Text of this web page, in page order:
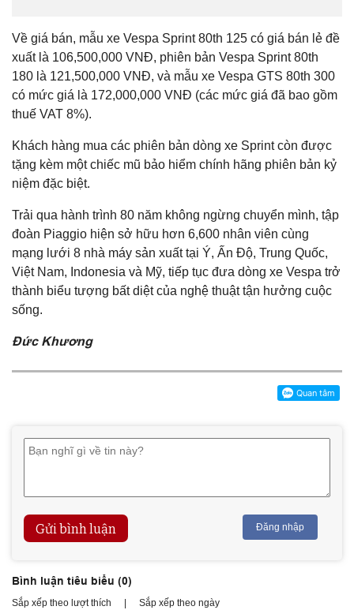
Về giá bán, mẫu xe Vespa Sprint 80th 125 có giá bán lẻ đề
xuất là 106,500,000 VNĐ, phiên bản Vespa Sprint 80th
180 là 121,500,000 VNĐ, và mẫu xe Vespa GTS 80th 300
có mức giá là 172,000,000 VNĐ (các mức giá đã bao gồm
thuế VAT 8%).
Khách hàng mua các phiên bản dòng xe Sprint còn được
tặng kèm một chiếc mũ bảo hiểm chính hãng phiên bản kỷ
niệm đặc biệt.
Trải qua hành trình 80 năm không ngừng chuyển mình, tập
đoàn Piaggio hiện sở hữu hơn 6,600 nhân viên cùng
mạng lưới 8 nhà máy sản xuất tại Ý, Ấn Độ, Trung Quốc,
Việt Nam, Indonesia và Mỹ, tiếp tục đưa dòng xe Vespa trở
thành biểu tượng bất diệt của nghệ thuật tận hưởng cuộc
sống.
Đức Khương
Gửi bình luận Đăng nhập
Bình luận tiêu biểu (0)
Sắp xếp theo lượt thích Sắp xếp theo ngày